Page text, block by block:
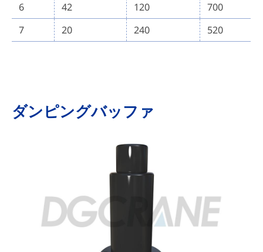
6
42 120
700
7
20 240 520
ダンピングバッファ